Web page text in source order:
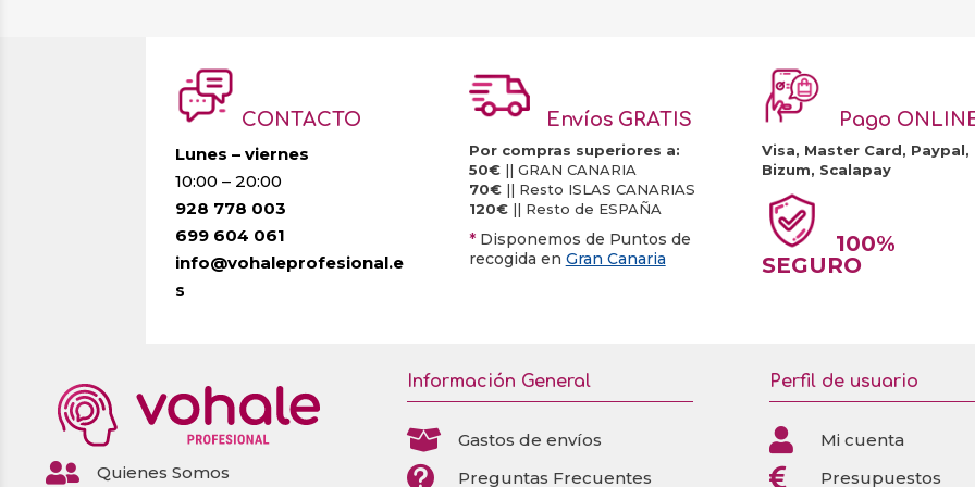
CONTACTO
Lunes – viernes
10:00 – 20:00
928 778 003
699 604 061
info@vohaleprofesional.e
s
Envíos GRATIS
Por compras superiores a:
50€|| GRAN CANARIA
70€|| Resto ISLAS CANARIAS
120€|| Resto de ESPAÑA
* Disponemos de Puntos de
recogida en Gran Canaria
Pago
Visa, Master Card, Paypal,
Bizum, Scalapay
100%
SEGURO
 Quienes Somos
Información General
 Gastos de envíos
 Preguntas Frecuentes
Perfil de usuario
 Mi cuenta
 Presupuestos